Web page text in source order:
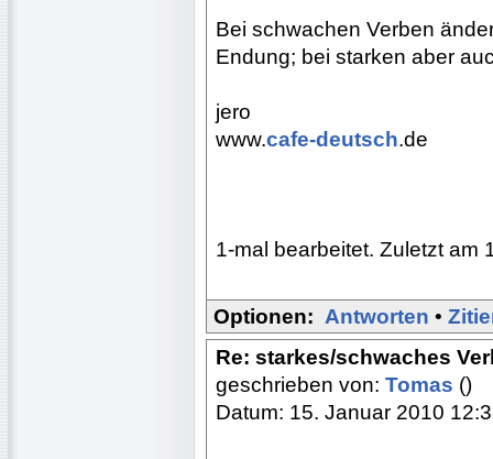
Bei schwachen Verben
Endung; bei starken aber
jero
www.cafe-deutsch.de
1-mal bearbeitet. Zuletzt am
Optionen: Antworten •
Re: starkes/schwaches
geschrieben von: Tomas ()
Datum: 15. Januar 2010